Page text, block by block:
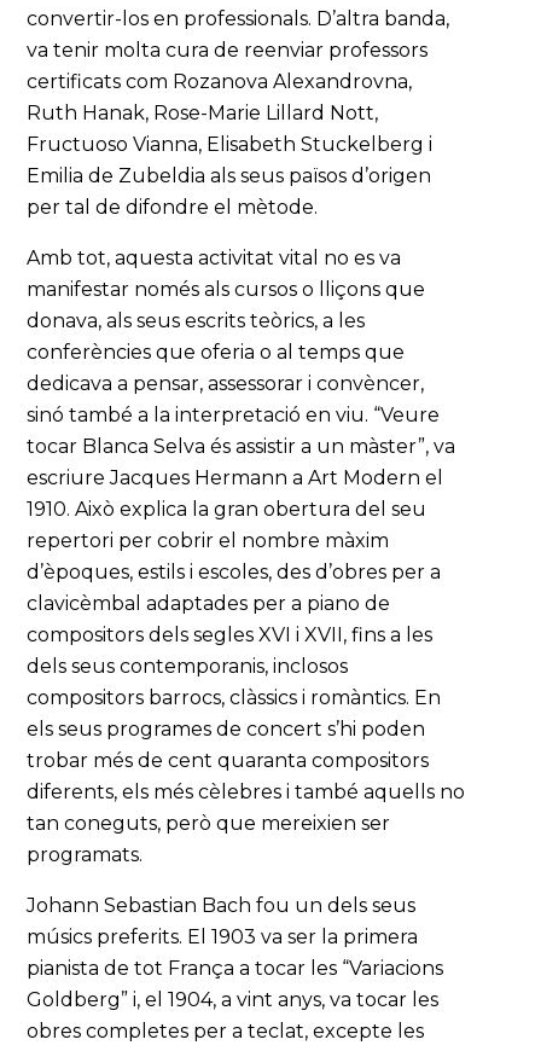
convertir-los en professionals. D’altra banda,
va tenir molta cura de reenviar professors
certificats com Rozanova Alexandrovna,
Ruth Hanak, Rose-Marie Lillard Nott,
Fructuoso Vianna, Elisabeth Stuckelberg i
Emilia de Zubeldia als seus països d’origen
per tal de difondre el mètode.
Amb tot, aquesta activitat vital no es va
manifestar només als cursos o lliçons que
donava, als seus escrits teòrics, a les
conferències que oferia o al temps que
dedicava a pensar, assessorar i convèncer,
sinó també a la interpretació en viu. “Veure
tocar Blanca Selva és assistir a un màster”, va
escriure Jacques Hermann a Art Modern el
1910. Això explica la gran obertura del seu
repertori per cobrir el nombre màxim
d’èpoques, estils i escoles, des d’obres per a
clavicèmbal adaptades per a piano de
compositors dels segles XVI i XVII, fins a les
dels seus contemporanis, inclosos
compositors barrocs, clàssics i romàntics. En
els seus programes de concert s’hi poden
trobar més de cent quaranta compositors
diferents, els més cèlebres i també aquells no
tan coneguts, però que mereixien ser
programats.
Johann Sebastian Bach fou un dels seus
músics preferits. El 1903 va ser la primera
pianista de tot França a tocar les “Variacions
Goldberg” i, el 1904, a vint anys, va tocar les
obres completes per a teclat, excepte les